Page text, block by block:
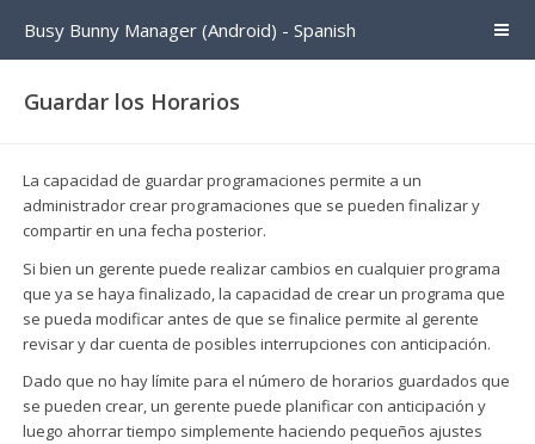
Busy Bunny Manager (Android) - Spanish
Guardar los Horarios
La capacidad de guardar programaciones permite a un
administrador crear programaciones que se pueden finalizar y
compartir en una fecha posterior.
Si bien un gerente puede realizar cambios en cualquier programa
que ya se haya finalizado, la capacidad de crear un programa que
se pueda modificar antes de que se finalice permite al gerente
revisar y dar cuenta de posibles interrupciones con anticipación.
Dado que no hay límite para el número de horarios guardados que
se pueden crear, un gerente puede planificar con anticipación y
luego ahorrar tiempo simplemente haciendo pequeños ajustes